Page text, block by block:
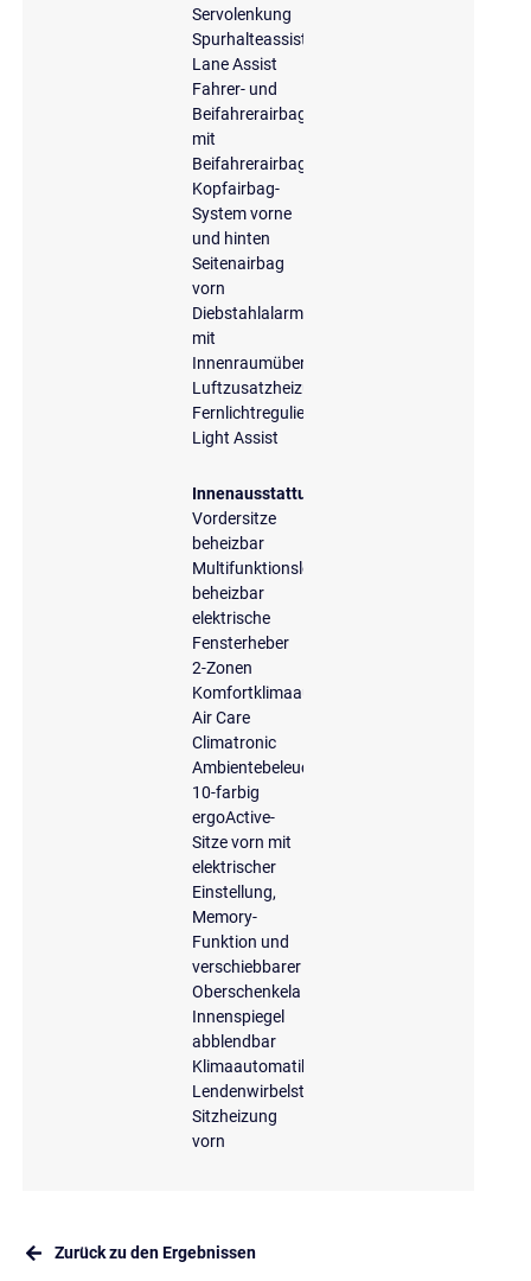
Servolenkung
Spurhalteassistent
Lane Assist
Fahrer- und
Beifahrerairbag
mit
Beifahrerairbagdeaktivierung
Kopfairbag-
System vorne
und hinten
Seitenairbag
vorn
Diebstahlalarmanlage
mit
Innenraumüberwachung
Luftzusatzheizung
Fernlichtregulierung
Light Assist
Innenausstattung
Vordersitze
beheizbar
Multifunktionslenkrad,
beheizbar
elektrische
Fensterheber
2-Zonen
Komfortklimaautomatik
Air Care
Climatronic
Ambientebeleuchtung
10-farbig
ergoActive-
Sitze vorn mit
elektrischer
Einstellung,
Memory-
Funktion und
verschiebbarer
Oberschenkela
Innenspiegel
abblendbar
Klimaautomatik
Lendenwirbelstützen
Sitzheizung
vorn
Zurück zu den Ergebnissen